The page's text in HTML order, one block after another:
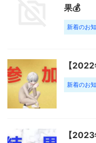
果💰
新着のお
【
新着のお
【